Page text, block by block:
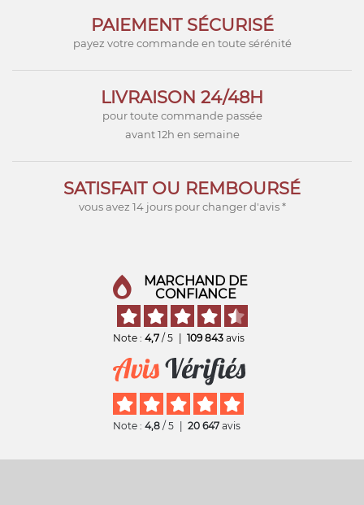
PAIEMENT SÉCURISÉ
payez votre commande en toute sérénité
LIVRAISON 24/48H
pour toute commande passée
avant 12h en semaine
SATISFAIT OU REMBOURSÉ
vous avez 14 jours pour changer d'avis *
MARCHAND DE
CONFIANCE
Note : 4,7 / 5 109 843 avis
Note : 4,8 / 5 20 647 avis